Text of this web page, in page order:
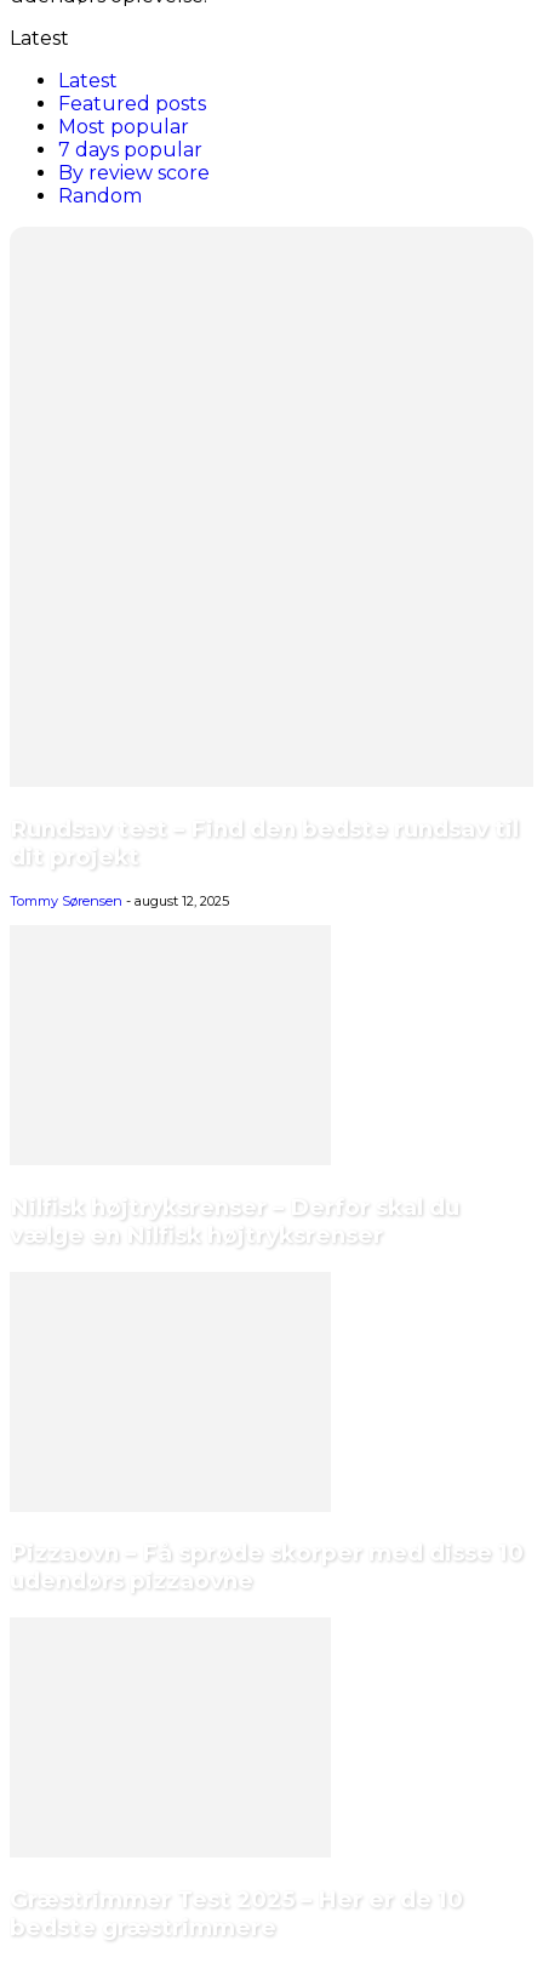
Latest
Latest
Featured posts
Most popular
7 days popular
By review score
Random
Rundsav test – Find den bedste rundsav til
dit projekt
Tommy Sørensen - august 12, 2025
Nilfisk højtryksrenser – Derfor skal du
vælge en Nilfisk højtryksrenser
Pizzaovn – Få sprøde skorper med disse 10
udendørs pizzaovne
Græstrimmer Test 2025 – Her er de 10
bedste græstrimmere